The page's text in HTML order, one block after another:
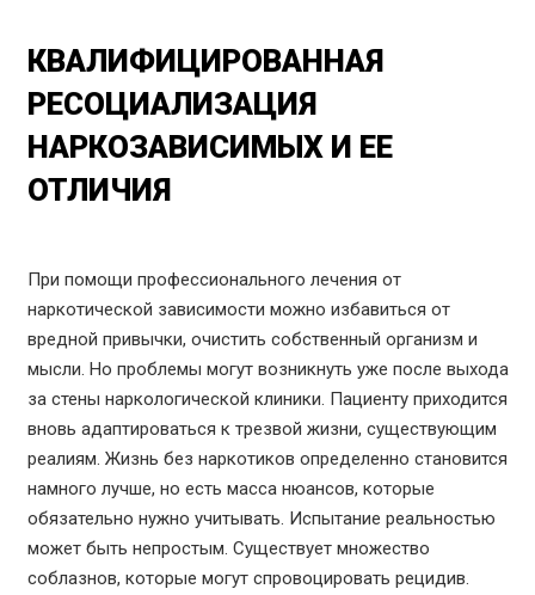
КВАЛИФИЦИРОВАННАЯ
РЕСОЦИАЛИЗАЦИЯ
НАРКОЗАВИСИМЫХ И ЕЕ
ОТЛИЧИЯ
При помощи профессионального лечения от
наркотической зависимости можно избавиться от
вредной привычки, очистить собственный организм и
мысли. Но проблемы могут возникнуть уже после выхода
за стены наркологической клиники. Пациенту приходится
вновь адаптироваться к трезвой жизни, существующим
реалиям. Жизнь без наркотиков определенно становится
намного лучше, но есть масса нюансов, которые
обязательно нужно учитывать. Испытание реальностью
может быть непростым. Существует множество
соблазнов, которые могут спровоцировать рецидив.